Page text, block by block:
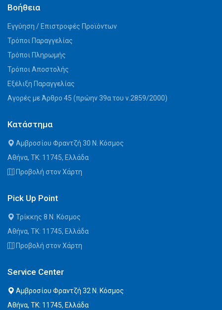
Βοήθεια
Εγγύηση / Επιστροφές Προϊόντων
Τρόποι Παραγγελίας
Τρόποι Πληρωμής
Τρόποι Αποστολής
Εξέλιξη Παραγγελίας
Αγορές με Άρθρο 45 (πρώην 39α του ν.2859/2000)
Κατάστημα
Αμβροσίου Φραντζή 30 Ν. Κόσμος
Αθήνα, ΤΚ: 11745, Ελλάδα
Προβολή στον Χάρτη
Pick Up Point
Τρίκκης 8 Ν. Κόσμος
Αθήνα, ΤΚ: 11745, Ελλάδα
Προβολή στον Χάρτη
Service Center
Αμβροσίου Φραντζή 32 Ν. Κόσμος
Αθήνα, ΤΚ: 11745, Ελλάδα